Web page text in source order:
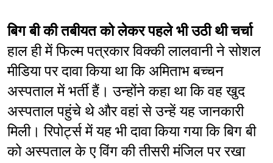
बिग बी की तबीयत को लेकर पहले भी उठी थी चर्चा
हाल ही में फिल्म पत्रकार विक्की लालवानी ने सोशल
मीडिया पर दावा किया था कि अमिताभ बच्चन
अस्पताल में भर्ती हैं। उन्होंने कहा था कि वह खुद
अस्पताल पहुंचे थे और वहां से उन्हें यह जानकारी
मिली। रिपोर्ट्स में यह भी दावा किया गया कि बिग बी
को अस्पताल के ए विंग की तीसरी मंजिल पर रखा